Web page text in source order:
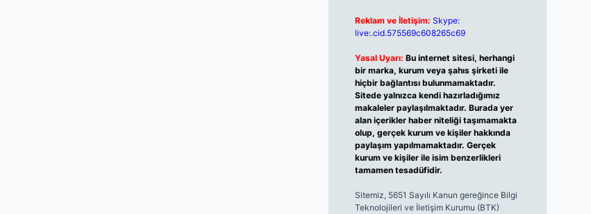
Reklam ve İletişim: Skype:
live:.cid.575569c608265c69
Yasal Uyarı: Bu internet sitesi, herhangi
bir marka, kurum veya şahıs şirketi ile
hiçbir bağlantısı bulunmamaktadır.
Sitede yalnızca kendi hazırladığımız
makaleler paylaşılmaktadır. Burada yer
alan içerikler haber niteliği taşımamakta
olup, gerçek kurum ve kişiler hakkında
paylaşım yapılmamaktadır. Gerçek
kurum ve kişiler ile isim benzerlikleri
tamamen tesadüfidir.
Sitemiz, 5651 Sayılı Kanun gereğince Bilgi
Teknolojileri ve İletişim Kurumu (BTK)